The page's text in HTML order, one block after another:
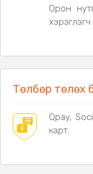
• Эвхээтэй
4 талын
Орон
хэрэглэгч
Төлбөр төлөх
Qpay,
карт.